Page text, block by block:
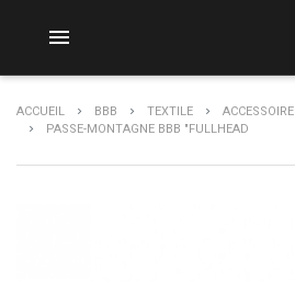

ACCUEIL BBB TEXTILE
ACCESSOIRE
PASSE-MONTAGNE BBB "FULLHEAD